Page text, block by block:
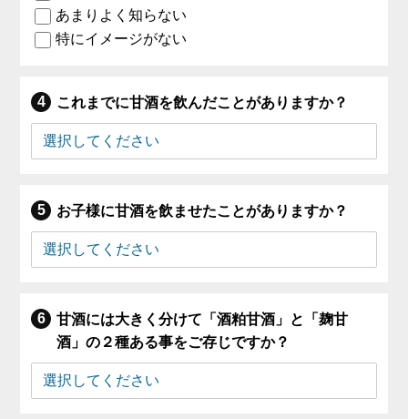
あまりよく知らない
特にイメージがない
これまでに甘酒を飲んだことがありますか？
お子様に甘酒を飲ませたことがありますか？
甘酒には大きく分けて「酒粕甘酒」と「麹甘
酒」の２種ある事をご存じですか？